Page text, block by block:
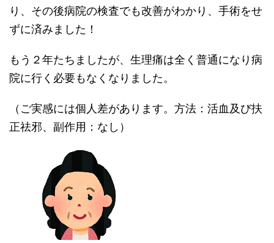
り、その後病院の検査でも改善がわかり、手術をせ
ずに済みました！
もう２年たちましたが、生理痛は全く普通になり病
院に行く必要もなくなりました。
（ご実感には個人差があります。方法：活血及び扶
正祛邪、副作用：なし）